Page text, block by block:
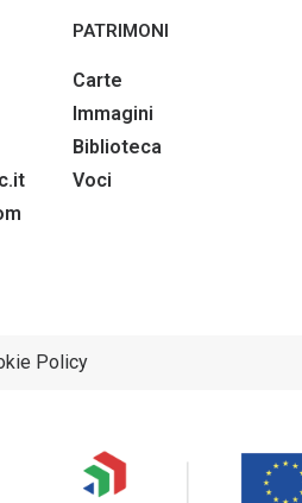
PATRIMONI
Carte
Immagini
Biblioteca
Voci
Policy